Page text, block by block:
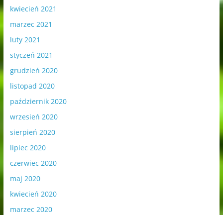
kwiecień 2021
marzec 2021
luty 2021
styczeń 2021
grudzień 2020
listopad 2020
październik 2020
wrzesień 2020
sierpień 2020
lipiec 2020
czerwiec 2020
maj 2020
kwiecień 2020
marzec 2020